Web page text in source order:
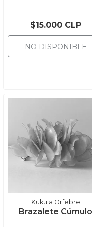
$15.000 CLP
NO DISPONIBLE
Kukula Orfebre
Brazalete Cúmulo